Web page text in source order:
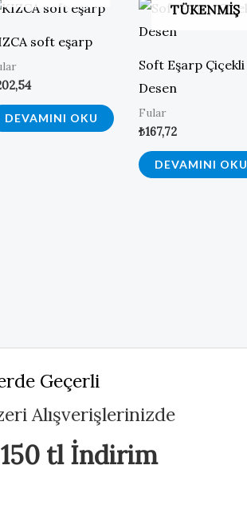
soft eşarp
DEVAMINI OKU
TÜKENMIŞ
Soft Eşarp Çiçekli
Desen
Fular
₺167,72
DEVAMINI OKU
Geçerli
Alışverişlerinizde
tl İndirim